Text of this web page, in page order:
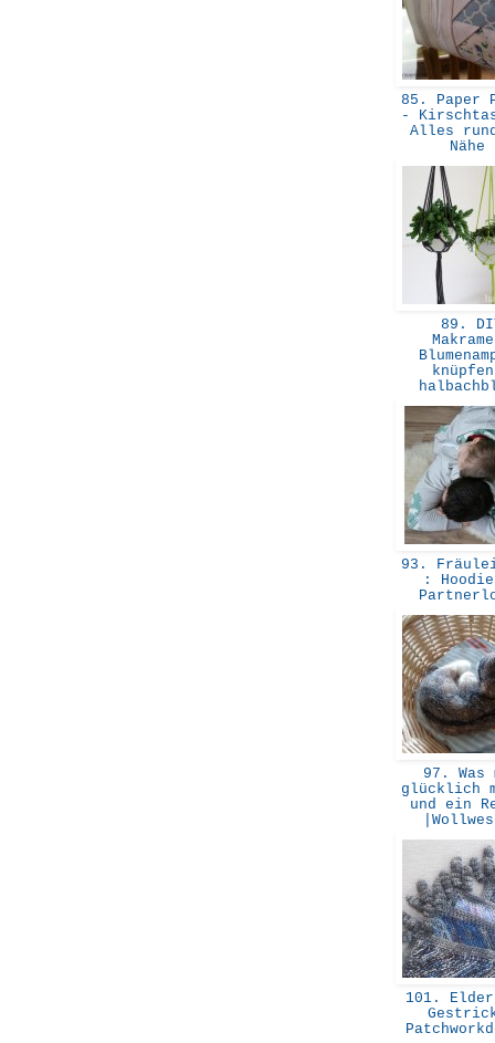
85. Paper
-
Alles
Nähe
89.
93.
:
97. Was
glücklich
und ein
101.